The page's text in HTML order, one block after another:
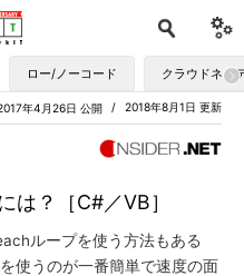
ロー/ノーコード クラウドネイ
2018年8月1日 更新
年4月26日 公開
は？［C#／VB］
ループを使う方法もある
使うのが一番簡単で速度の面